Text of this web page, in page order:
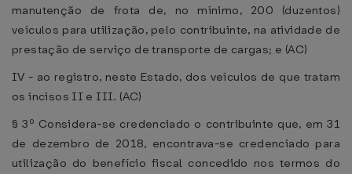
manutenção de frota de, no mínimo, 200 (duzentos)
veículos para utilização, pelo contribuinte, na atividade de
prestação de serviço de transporte de cargas; e (AC)
IV - ao registro, neste Estado, dos veículos de que tratam
os incisos II e III. (AC)
§ 3º Considera-se credenciado o contribuinte que, em 31
de dezembro de 2018, encontrava-se credenciado para
utilização do benefício fiscal concedido nos termos do